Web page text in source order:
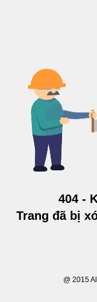
404 -
Trang đã bị
@ 2015